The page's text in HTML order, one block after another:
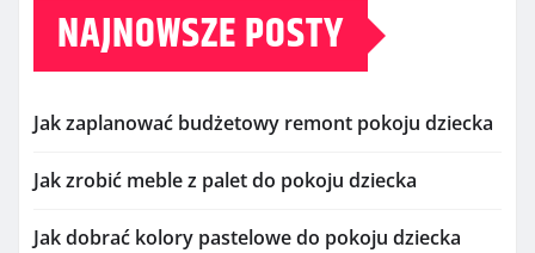
NAJNOWSZE POSTY
Jak zaplanować budżetowy remont pokoju dziecka
Jak zrobić meble z palet do pokoju dziecka
Jak dobrać kolory pastelowe do pokoju dziecka